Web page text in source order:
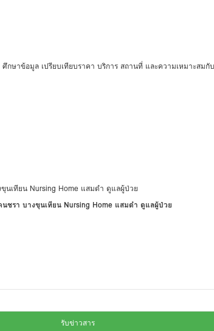
ษาข้อมูล เปรียบเทียบราคา บริการ สถานที่ และความเหมาะสมกั
ชรา บางขุนเทียน Nursing Home แสมดำ ดูแลผู้ป่วย
รับข่าวสาร